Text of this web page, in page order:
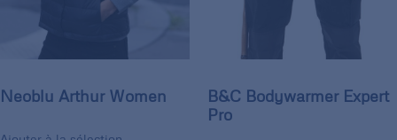
Neoblu Arthur Women
B&C Bodywarmer Expert
Pro